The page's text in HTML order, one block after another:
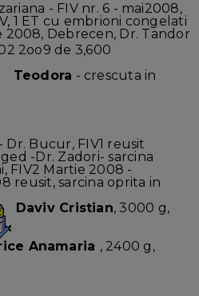
- FIV nr. 6 - mai2008,
1 ET cu embrioni congelati
2008, Debrecen, Dr. Tandor
2oo9 de 3,600
Teodora - crescuta in
Bucur, FIV1 reusit
-Dr. Zadori- sarcina
FIV2 Martie 2008 -
reusit, sarcina oprita in
Daviv Cristian, 3000 g,
Anamaria , 2400 g,